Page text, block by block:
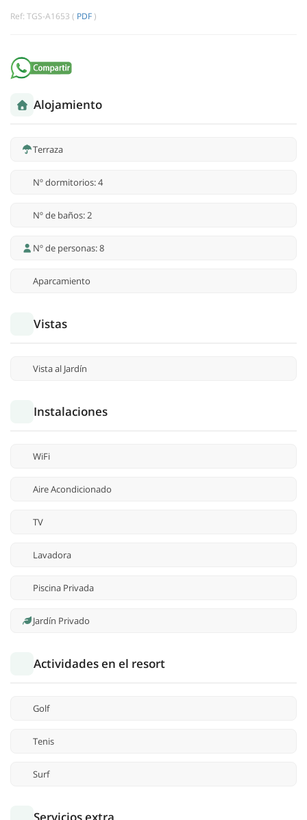
Ref: TGS-A1653 ( PDF )
Alojamiento
Terraza
Nº dormitorios: 4
Nº de baños: 2
Nº de personas: 8
Aparcamiento
Vistas
Vista al Jardín
Instalaciones
WiFi
Aire Acondicionado
TV
Lavadora
Piscina Privada
Jardín Privado
Actividades en el resort
Golf
Tenis
Surf